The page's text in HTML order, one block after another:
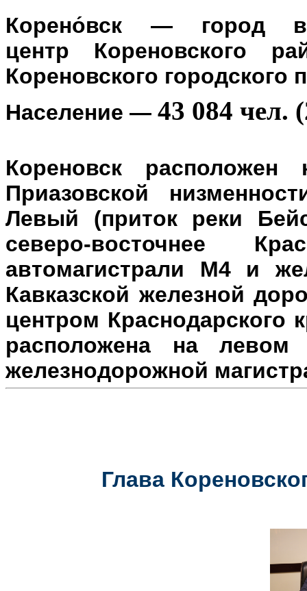
Корено́вск — город в
центр Кореновского
Кореновского городского
Население — 43 084 чел.
Кореновск
Приазовской
Левый (приток реки
северо-восточнее
автомагистрали М4 и
Кавказской железной
центром Краснодарского
расположена на левом
железнодорожной
Глава